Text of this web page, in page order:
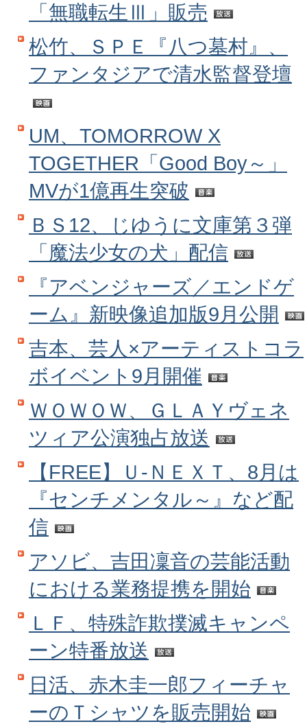
「無職転生Ⅲ」販売
松竹、ＳＰＥ『八つ墓村』、
ファンタジアで清水監督登壇
UM、TOMORROW X
TOGETHER「Good Boy～」
MVが1億再生突破
ＢＳ12、じゆうに文庫第３弾
「魔法少女の犬」配信
『アベンジャーズ／エンドゲ
ーム』新映像追加版9月公開
吉本、芸人×アーティストコラ
ボイベント9月開催
ＷＯＷＯＷ、ＧＬＡＹヴェネ
ツィア公演独占放送
【FREE】Ｕ‐ＮＥＸＴ、8月は
『センチメンタル～』など配
信
アソビ、吉田凜音の芸能活動
における業務提携を開始
ＬＦ、特殊詐欺撲滅キャンペ
ーン特番放送
日活、赤木圭一郎フィーチャ
ーのＴシャツを販売開始